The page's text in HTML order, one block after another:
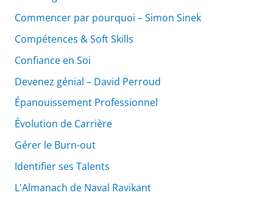
Commencer par pourquoi – Simon Sinek
Compétences & Soft Skills
Confiance en Soi
Devenez génial – David Perroud
Épanouissement Professionnel
Évolution de Carrière
Gérer le Burn-out
Identifier ses Talents
L'Almanach de Naval Ravikant